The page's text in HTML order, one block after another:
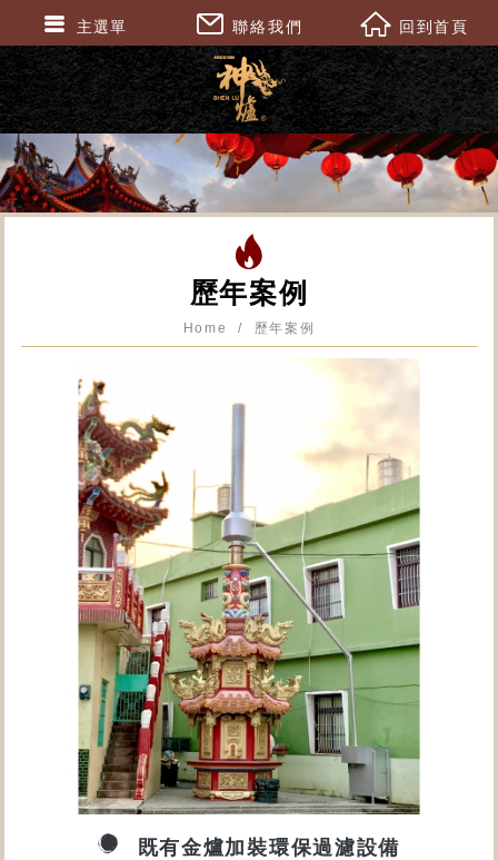
歷年案例
Home 歷年案例
既有金爐加裝環保過濾設備
主選單 聯絡我們 回到首頁